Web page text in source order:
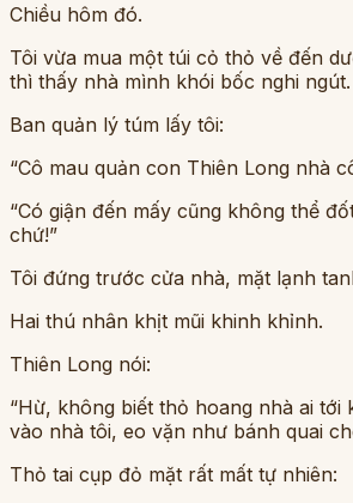
Chiều hôm đó.
Tôi vừa mua một túi cỏ thỏ về đến
thì thấy nhà mình khói bốc nghi ngút.
Ban quản lý túm lấy tôi:
“Cô mau quản con Thiên Long nhà
“Có giận đến mấy cũng không thể
chứ!”
Tôi đứng trước cửa nhà, mặt lạnh
Hai thú nhân khịt mũi khinh khỉnh.
Thiên Long nói:
“Hừ, không biết thỏ hoang nhà ai tới
vào nhà tôi, eo vặn như bánh quai
Thỏ tai cụp đỏ mặt rất mất tự nhiên: